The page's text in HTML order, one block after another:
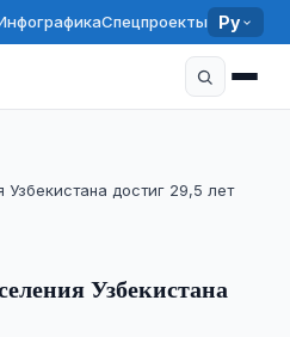
Спецпроекты Ру
достиг 29,5 лет
Узбекистана